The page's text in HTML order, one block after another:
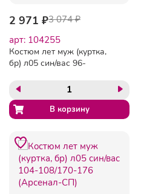
2 971 ₽3 074 ₽
арт: 104255
Костюм лет муж (куртка,
бр) л05 син/вас 96-